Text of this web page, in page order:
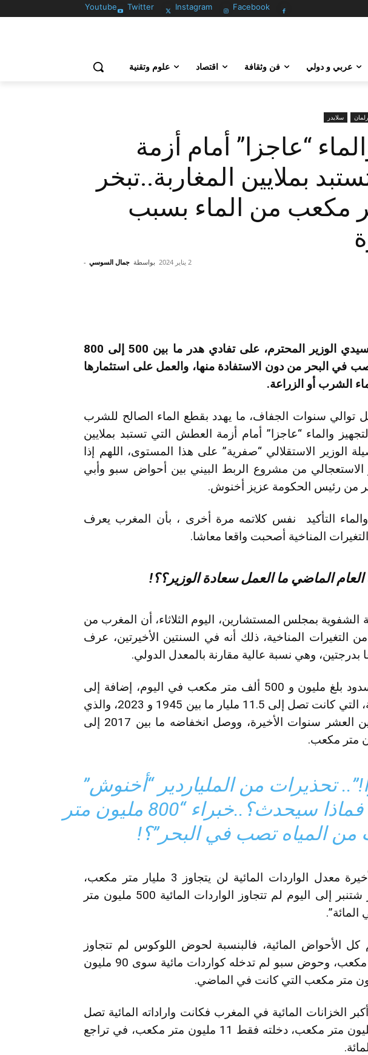
Facebook
Instagram
Twitter
Youtube
عربي و دولي فن وثقافة اقتصاد علوم وتقنية
سلايدر
“عاجزا” أمام أزمة
بملايين المغاربة..تبخر
متر مكعب من الماء بسبب
بواسطة جمال السوسي - 2 يناير 2024
كان من باب أولى أن تعمل ،سيدي الوزير المحترم، على تفادي هدر ما بين 500 إلى 800
في البحر من دون الاستفادة منها، والعمل على استثمارها
الشرب أو الزراعة.
توالي سنوات الجفاف، ما يهدد بقطع الماء الصالح للشرب
والماء “عاجزا” أمام أزمة العطش التي تستبد بملايين
الوزير الاستقلالي “صفرية” على هذا المستوى، اللهم إذا
الاستعجالي من مشروع الربط البيني بين أحواض سبو وأبي
من رئيس الحكومة عزيز أخنوش.
والماء التأكيد نفس كلاتمه مرة أخرى ، بأن المغرب يعرف
المناخية أصحبت واقعا معاشا.
الماضي ما العمل سعادة الوزير؟؟!
بمجلس المستشارين، اليوم الثلاثاء، أن المغرب من
التغيرات المناخية، ذلك أنه في السنتين الأخيرتين، عرف
وهي نسبة عالية مقارنة بالمعدل الدولي.
وأشار أن معدل تبخر مياه السدود بلغ مليون و 500 ألف متر مكعب في اليوم، إضافة إلى
تراجع الواردات المائية السنوية، التي كانت تصل إلى 11.5 مليار ما بين 1945 و 2023، والذي
تراجع إلى 7 مليار درهم ما بين العشر سنوات الأخيرة، ووصل انخفاضه ما بين 2017 إلى
تحذيرات من الملياردير “أخنوش”
رئيس الحكومة فماذا سيحدث؟..خبراء “800 مليون متر
المياه تصب في البحر”؟!
وتابع ” في الثلاث سنوات الأخيرة معدل الواردات المائية لن يتجاوز 3 مليار متر مكعب،
والأدهى من ذلك أنه منذ شهر شتنبر إلى اليوم لم تتجاوز الواردات المائية 500 مليون متر
كل الأحواض المائية، فالبنسبة لحوض اللوكوس لم تتجاوز
واراداته المائية 23 مليون متر مكعب، وحوض سبو لم تدخله كواردات مائية سوى 90 مليون
الخزانات المائية في المغرب فكانت واراداته المائية تصل
في هذه الفترة بالعادة 400 مليون متر مكعب، دخلته فقط 11 مليون متر مكعب، في تراجع